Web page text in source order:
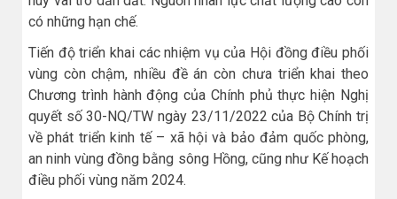
có những hạn chế.
Tiến độ triển khai các nhiệm vụ của Hội đồng điều phối
vùng còn chậm, nhiều đề án còn chưa triển khai theo
Chương trình hành động của Chính phủ thực hiện Nghị
quyết số 30-NQ/TW ngày 23/11/2022 của Bộ Chính trị
về phát triển kinh tế – xã hội và bảo đảm quốc phòng,
an ninh vùng đồng bằng sông Hồng, cũng như Kế hoạch
điều phối vùng năm 2024.